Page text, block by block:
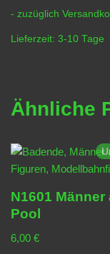
- zuzüglich
Lieferzeit: 3-10 Tage
Ähnliche
N1601 Männer
Pool
6,00 €